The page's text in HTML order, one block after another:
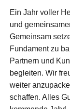
Ein Jahr voller
und
Gemeinsam
Fundament zu
Partnern und
begleiten. Wir
weiter
schaffen. Alles